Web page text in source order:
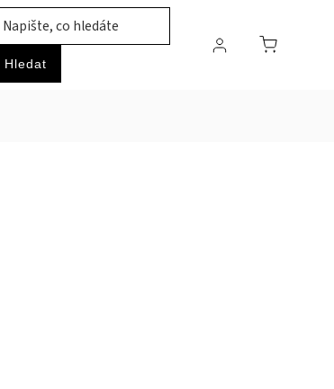
Hledat
ZVÍŘATA PRŮMYSLOVÉ ZBOŽÍ HOBBY